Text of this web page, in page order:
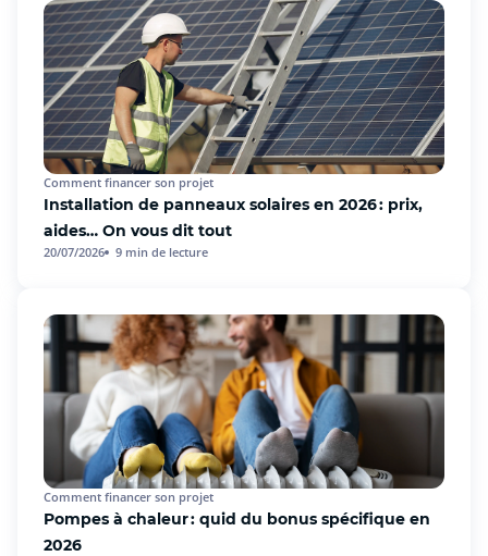
Installation de panneaux solaires en 2026 : prix,
aides… On vous dit tout
Comment financer son projet
20/07/2026 9 min de lecture
Pompes à chaleur : quid du bonus spécifique en
2026
Comment financer son projet